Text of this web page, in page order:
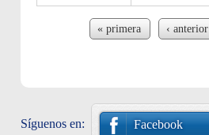
Páginas
« primera ‹ anterior
Síguenos en: Facebook